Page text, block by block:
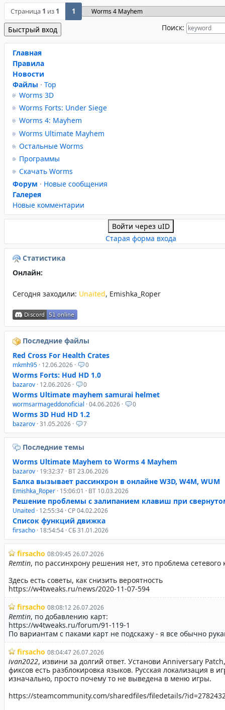
Страница 1 из 1 1
Поиск:
Главная
Правила
Новости
Файлы · Top
Worms 3D
Worms Forts: Under Siege
Worms 4: Mayhem
Worms Ultimate Mayhem
Остальные Worms
Программы
Скачать Worms
Форум · Новые сообщения
Галерея
Новые комментарии
Войти через uID
Старая форма входа
Статистика
Онлайн:
Сегодня заходили: Unaited, Emishka_Roper
Последние файлы
Red Cross For Health Crates
mkmh95 · 12.06.2026 · 0
Worms Forts: Hud HD 1.0
bazarov · 12.06.2026 · 0
Worms Ultimate mayhem samurai helmet
wormsarmageddonoficial · 04.06.2026 · 0
Worms 3D Hud HD 1.2
bazarov · 31.05.2026 · 7
Последние темы
Worms Ultimate Mayhem to Worms 4 Mayhem
bazarov · 19:32:37 · ВТ 23.06.2026
Балка вызывает рассинхрон в онлайне W3D, W4M, WUM
Emishka_Roper · 15:06:01 · ВТ 10.03.2026
Решение проблемы с залипанием клавиш при
Unaited · 12:55:34 · СР 04.02.2026
Список функций движка
firsacho · 18:54:54 · СБ 31.01.2026